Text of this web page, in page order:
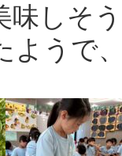
味しそ
ようで